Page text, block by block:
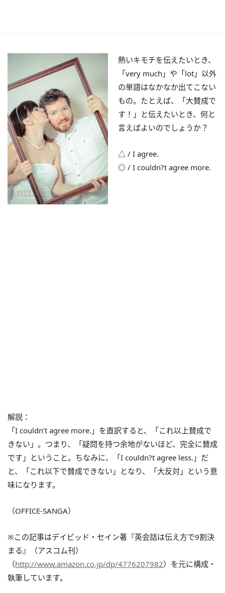
熱いキモチを伝えたいとき、
「very much」や「lot」以外
の単語はなかなか出てこない
もの。たとえば、「大賛成で
す！」と伝えたいとき、何と
言えばよいのでしょうか？
△ / I agree.
◎ / I couldn?t agree more.
解説：
「I couldn’t agree more.」を直訳すると、「これ以上賛成で
きない」。つまり、「疑問を持つ余地がないほど、完全に賛成
です」ということ。ちなみに、「I couldn?t agree less.」だ
と、「これ以下で賛成できない」となり、「大反対」という意
味になります。
（OFFICE-SANGA）
※この記事はデイビッド・セイン著『英会話は伝え方で9割決
まる』（アスコム刊）
（http://www.amazon.co.jp/dp/4776207982）を元に構成・
執筆しています。